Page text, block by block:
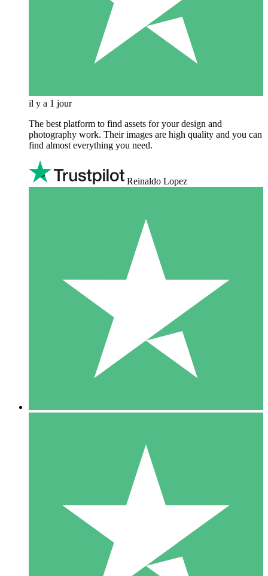
il y a 1 jour
The best platform to find assets for your design and
photography work. Their images are high quality and you can
find almost everything you need.
Reinaldo Lopez